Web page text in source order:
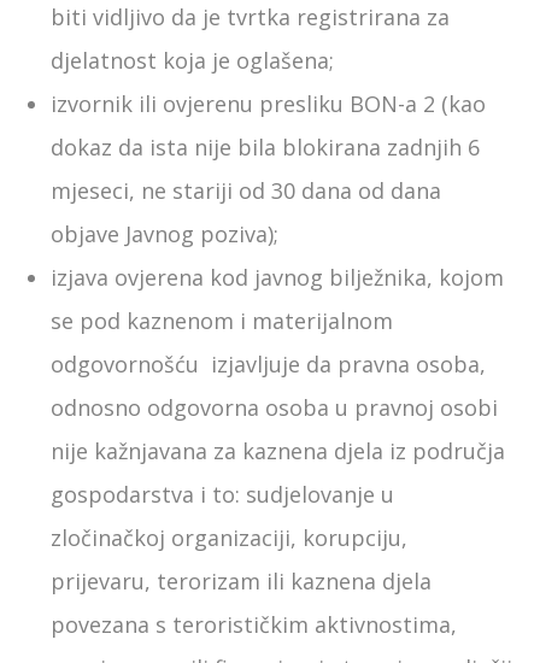
biti vidljivo da je tvrtka registrirana za
djelatnost koja je oglašena;
izvornik ili ovjerenu presliku BON-a 2 (kao
dokaz da ista nije bila blokirana zadnjih 6
mjeseci, ne stariji od 30 dana od dana
objave Javnog poziva);
izjava ovjerena kod javnog bilježnika, kojom
se pod kaznenom i materijalnom
odgovornošću izjavljuje da pravna osoba,
odnosno odgovorna osoba u pravnoj osobi
nije kažnjavana za kaznena djela iz područja
gospodarstva i to: sudjelovanje u
zločinačkoj organizaciji, korupciju,
prijevaru, terorizam ili kaznena djela
povezana s terorističkim aktivnostima,